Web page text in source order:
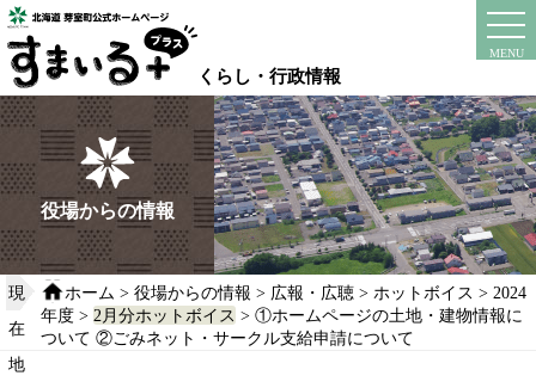
本
文
へ
移
動
る
くらし・行政情報
MENU
instagram
役場からの情報
現
在
地
ホーム > 役場からの情報 > 広報・広聴> ホットボイス > 2024
年度> 2月分ホットボイス > ①ホームページの土地・建物情報に
ついて ②ごみネット・サークル支給申請について